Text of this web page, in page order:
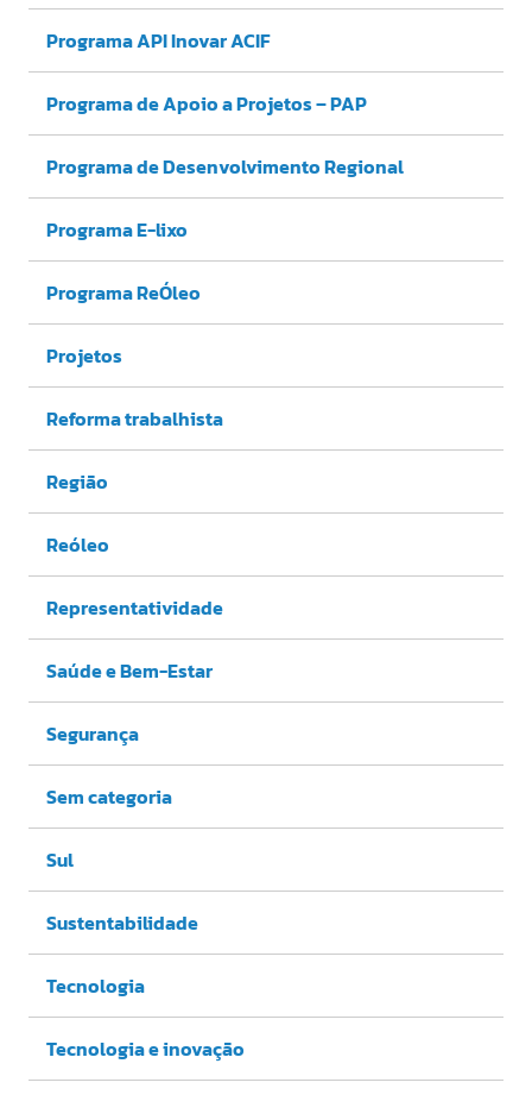
Programa API Inovar ACIF
Programa de Apoio a Projetos – PAP
Programa de Desenvolvimento Regional
Programa E-lixo
Programa ReÓleo
Projetos
Reforma trabalhista
Região
Reóleo
Representatividade
Saúde e Bem-Estar
Segurança
Sem categoria
Sul
Sustentabilidade
Tecnologia
Tecnologia e inovação